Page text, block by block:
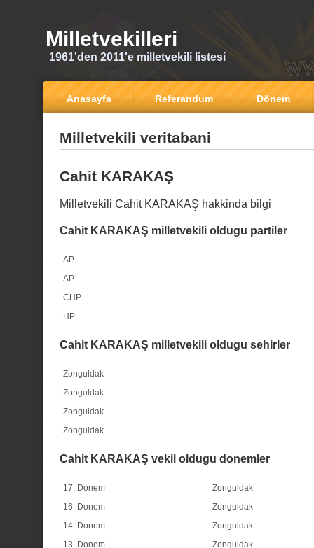
Milletvekilleri
1961'den 2011'e milletvekili listesi
Anasayfa Referandum Dönem
Milletvekili veritabani
Cahit KARAKAŞ
Milletvekili Cahit KARAKAŞ hakkinda bilgi
Cahit KARAKAŞ milletvekili oldugu partiler
AP
AP
CHP
HP
Cahit KARAKAŞ milletvekili oldugu sehirler
Zonguldak
Zonguldak
Zonguldak
Zonguldak
Cahit KARAKAŞ vekil oldugu donemler
17. Donem
Zonguldak
16. Donem
Zonguldak
14. Donem
Zonguldak
13. Donem
Zonguldak